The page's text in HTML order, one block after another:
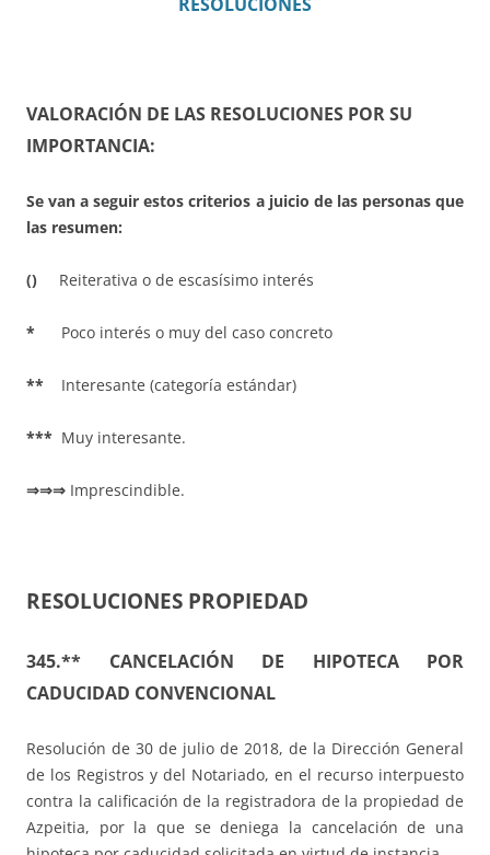
RESOLUCIONES
VALORACIÓN DE LAS RESOLUCIONES POR SU
IMPORTANCIA:
Se van a seguir estos criterios a juicio de las personas que
las resumen:
() Reiterativa o de escasísimo interés
* Poco interés o muy del caso concreto
** Interesante (categoría estándar)
*** Muy interesante.
⇒⇒⇒ Imprescindible.
RESOLUCIONES PROPIEDAD
345.** CANCELACIÓN DE HIPOTECA POR
CADUCIDAD CONVENCIONAL
Resolución de 30 de julio de 2018, de la Dirección General
de los Registros y del Notariado, en el recurso interpuesto
contra la calificación de la registradora de la propiedad de
Azpeitia, por la que se deniega la cancelación de una